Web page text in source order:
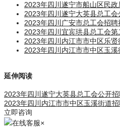
2023年四川遂宁市船山区民
2023年四川遂宁大英县总工
2023年四川广安市总工会招
2023年四川宜宾珙县总工会
2023年四川内江市市中区乐
2023年四川内江市市中区玉
延伸阅读
2023年四川遂宁大英县总工会公开
2023年四川内江市市中区玉溪街道
立即咨询
在线客服×